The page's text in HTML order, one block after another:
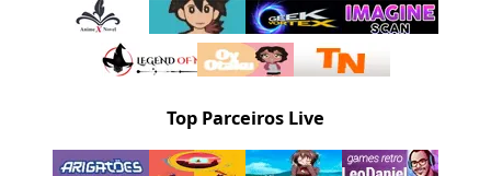
Top Parceiros Live